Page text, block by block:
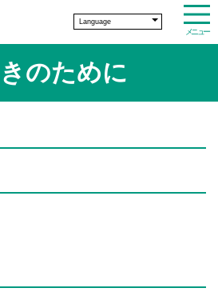
Language
メニュー
のために